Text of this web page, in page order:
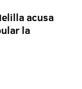
acusa
la